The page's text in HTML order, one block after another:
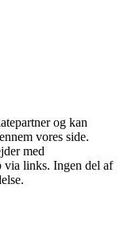
og kan
vores side.
med
via links. Ingen del af